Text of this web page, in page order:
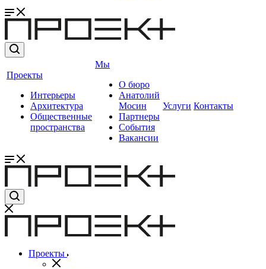
Проекты
Интерьеры
Архитектура
Общественные
пространства
Мы
О бюро
Анатолий
Мосин
Партнеры
События
Вакансии
Услуги Контакты
Проекты